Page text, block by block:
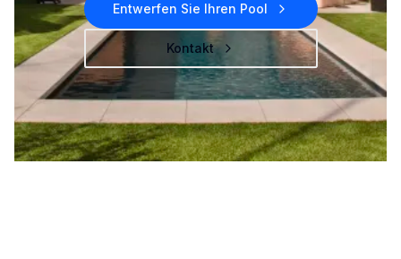
Entwerfen Sie Ihren Pool
Kontakt